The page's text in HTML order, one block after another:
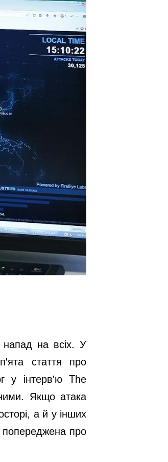
напад на всіх. У
стаття про
у інтерв'ю The
Якщо атака
а й у інших
про